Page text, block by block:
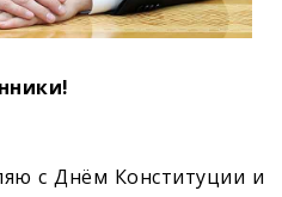
с Днём Конституции и